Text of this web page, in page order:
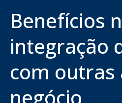
Benefícios
integração
com outras
negócio